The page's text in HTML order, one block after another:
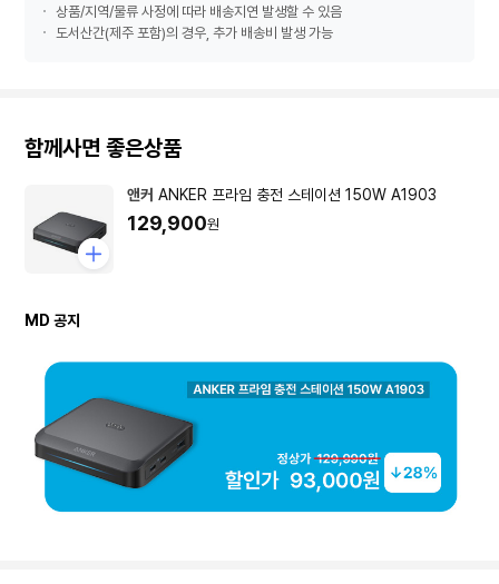
상품/지역/물류 사정에 따라 배송지연 발생할 수 있음
도서산간(제주 포함)의 경우, 추가 배송비 발생 가능
함께사면 좋은상품
앤커 ANKER 프라임 충전 스테이션 150W A1903
129,900원
MD 공지